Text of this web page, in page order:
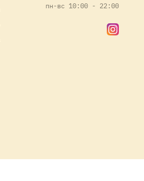
пн-вс 10:00 - 22:00